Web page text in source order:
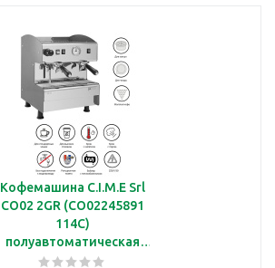
Кофемашина C.I.M.E Srl
CO02 2GR (CO02245891
114C)
полуавтоматическая
заливная с 2 группами